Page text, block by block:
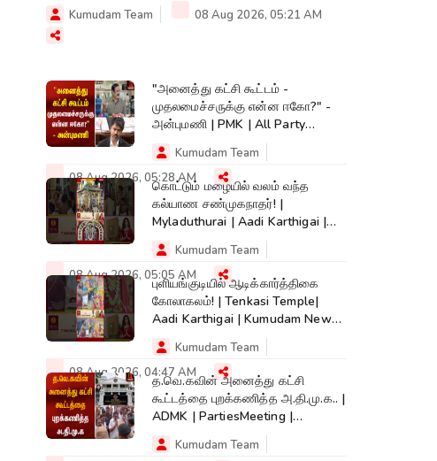
Kumudam Team 08 Aug 2026, 05:21 AM
"அனைத்து கட்சி கூட்டம் -
முதலமைச்சருக்கு என்ன ஈகோ?" -
அன்புமணி | PMK | All Party
Meeting | CM Vijay
Kumudam Team
08 Aug 2026, 05:28 AMகொட்டும் மழையில் வலம் வந்த
கல்யாண சண்முகநாதர்! |
Myladuthurai | Aadi Karthigai |
Kumudam News |
Kumudam Team
08 Aug 2026, 05:05 AMபுளியங்குடியில் ஆடிக்கார்த்திகை
கோலாகலம்! | Tenkasi Temple|
Aadi Karthigai | Kumudam News |
#shorts
Kumudam Team
08 Aug 2026, 04:47 AMத.வெ.கவின் அனைத்து கட்சி
கூட்டத்தை புறக்கணித்த அ.தி.மு.க.. |
ADMK | PartiesMeeting |
Kumudam News
Kumudam Team